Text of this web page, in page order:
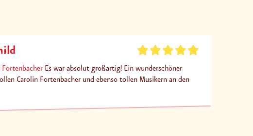
Fortenbacher Es war absolut großartig! Ein wunderschöner
Carolin Fortenbacher und ebenso tollen Musikern an den